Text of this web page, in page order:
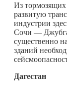
Из
развитую
индустрии
Сочи —
существенно
зданий
Дагестан